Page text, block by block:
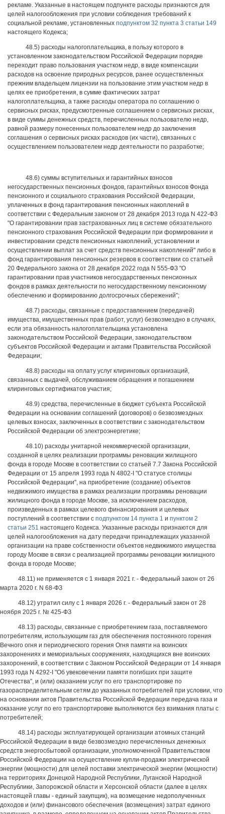
рекламе. Указанные в настоящем подпункте расходы признаются для
целей налогообложения при условии соблюдения требований к
социальной рекламе, установленных подпунктом 32 пункта 3 статьи 149
настоящего Кодекса;
48.5) расходы налогоплательщика, в пользу которого в
установленном законодательством Российской Федерации порядке
переходит право пользования участком недр, в виде компенсации
расходов на освоение природных ресурсов, ранее осуществленных
прежним владельцем лицензии на пользование этим участком недр в
целях ее приобретения, в сумме фактических затрат
налогоплательщика, а также расходы оператора по соглашению о
сервисных рисках, предусмотренные соглашением о сервисных рисках,
в виде суммы денежных средств, перечисленных пользователю недр,
равной размеру понесенных пользователем недр до заключения
соглашения о сервисных рисках расходов (их части), связанных с
осуществлением пользователем недр деятельности по разработке;
48.6) суммы вступительных и гарантийных взносов
негосударственных пенсионных фондов, гарантийных взносов Фонда
пенсионного и социального страхования Российской Федерации,
уплаченных в фонд гарантирования пенсионных накоплений в
соответствии с Федеральным законом от 28 декабря 2013 года N 422-ФЗ
"О гарантировании прав застрахованных лиц в системе обязательного
пенсионного страхования Российской Федерации при формировании и
инвестировании средств пенсионных накоплений, установлении и
осуществлении выплат за счет средств пенсионных накоплений" либо в
фонд гарантирования пенсионных резервов в соответствии со статьей
20 Федерального закона от 28 декабря 2022 года N 555-ФЗ "О
гарантировании прав участников негосударственных пенсионных
фондов в рамках деятельности по негосударственному пенсионному
обеспечению и формированию долгосрочных сбережений";
48.7) расходы, связанные с предоставлением (передачей)
имущества, имущественных прав (работ, услуг) безвозмездно в случаях,
если эта обязанность налогоплательщика установлена
законодательством Российской Федерации, законодательством
субъектов Российской Федерации и актами Правительства Российской
Федерации;
48.8) расходы на оплату услуг клиринговых организаций,
связанных с выдачей, обслуживанием обращения и погашением
клиринговых сертификатов участия;
48.9) средства, перечисленные в бюджет субъекта Российской
Федерации на основании соглашений (договоров) о безвозмездных
целевых взносах, заключенных в соответствии с законодательством
Российской Федерации об электроэнергетике;
48.10) расходы унитарной некоммерческой организации,
созданной в целях реализации программы реновации жилищного
фонда в городе Москве в соответствии со статьей 7.7 Закона Российской
Федерации от 15 апреля 1993 года N 4802-I "О статусе столицы
Российской Федерации", на приобретение (создание) объектов
недвижимого имущества в рамках реализации программы реновации
жилищного фонда в городе Москве, за исключением расходов,
произведенных в рамках целевого финансирования и целевых
поступлений в соответствии с подпунктом 14 пункта 1 и пунктом 2
статьи 251 настоящего Кодекса. Указанные расходы признаются для
целей налогообложения на дату передачи принадлежащих указанной
организации на праве собственности объектов недвижимого имущества
городу Москве в связи с реализацией программы реновации жилищного
фонда в городе Москве;
48.11) не применяется с 1 января 2021 г. - Федеральный закон от 26
марта 2020 г. N 68-ФЗ
48.12) утратил силу с 1 января 2026 г. - Федеральный закон от 28
ноября 2025 г. № 425-ФЗ
48.13) расходы, связанные с приобретением газа, поставляемого
потребителям, использующим газ для обеспечения постоянного горения
Вечного огня и периодического горения Огня памяти на воинских
захоронениях и мемориальных сооружениях, находящихся вне воинских
захоронений, в соответствии с Законом Российской Федерации от 14 января
1993 года N 4292-I "Об увековечении памяти погибших при защите
Отечества", и (или) оказанием услуг по его транспортировке по
газораспределительным сетям до указанных потребителей при условии, что
на основании актов Правительства Российской Федерации передача газа и
оказание услуг по его транспортировке выполняются без взимания платы с
потребителей;
48.14) расходы эксплуатирующей организации атомных станций
Российской Федерации в виде безвозмездно перечисленных денежных
средств энергосбытовой организации, уполномоченной Правительством
Российской Федерации на осуществление купли-продажи электрической
энергии (мощности) для целей поставки электрической энергии (мощности)
на территориях Донецкой Народной Республики, Луганской Народной
Республики, Запорожской области и Херсонской области (далее в целях
настоящей главы - единый закупщик), на возмещение недополученных
доходов и (или) финансового обеспечения (возмещения) затрат единого